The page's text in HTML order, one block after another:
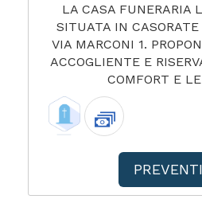
LA CASA FUNERARIA
SITUATA IN
VIA MARCONI 1.
ACCOGLIENTE E
COMFORT E